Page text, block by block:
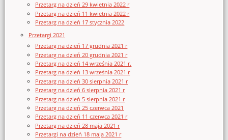
Przetarg na dzień 29 kwietnia 2022 r
Przetarg na dzień 11 kwietnia 2022 r
Przetarg na dzień 17 stycznia 2022
Przetargi 2021
Przetarg na dzień 17 grudnia 2021 r
Przetarg na dzień 20 grudnia 2021 r
Przetarg na dzień 14 września 2021 r.
Przetarg na dzień 13 września 2021 r
Przetarg na dzień 30 sierpnia 2021 r
Przetarg na dzień 6 sierpnia 2021 r
Przetarg na dzień 5 sierpnia 2021 r
Przetarg na dzień 25 czerwca 2021
Przetarg na dzień 11 czerwca 2021 r
Przetarg na dzień 28 maja 2021 r
Przetargi na dzień 18 maja 2021 r